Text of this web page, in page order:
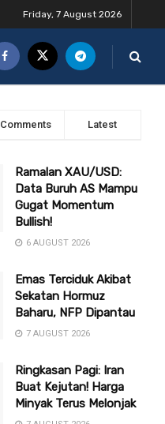
Friday, 7 August 2026
Comments Latest
Ramalan XAU/USD:
Data Buruh AS Mampu
Gugat Momentum
Bullish!
6 AUGUST 2026
Emas Terciduk Akibat
Sekatan Hormuz
Baharu, NFP Dipantau
7 AUGUST 2026
Ringkasan Pagi: Iran
Buat Kejutan! Harga
Minyak Terus Melonjak